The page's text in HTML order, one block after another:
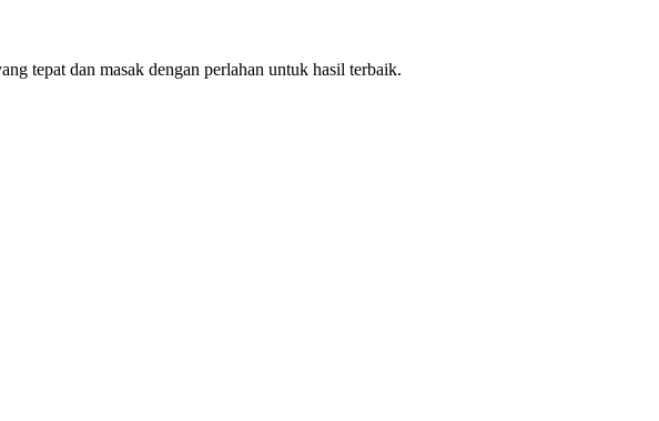
tepat dan masak dengan perlahan untuk hasil terbaik.